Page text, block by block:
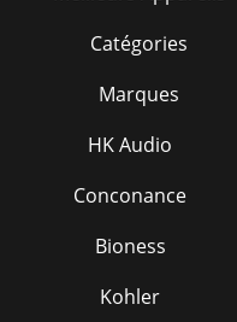
Catégories
Marques
HK Audio
Conconance
Bioness
Kohler